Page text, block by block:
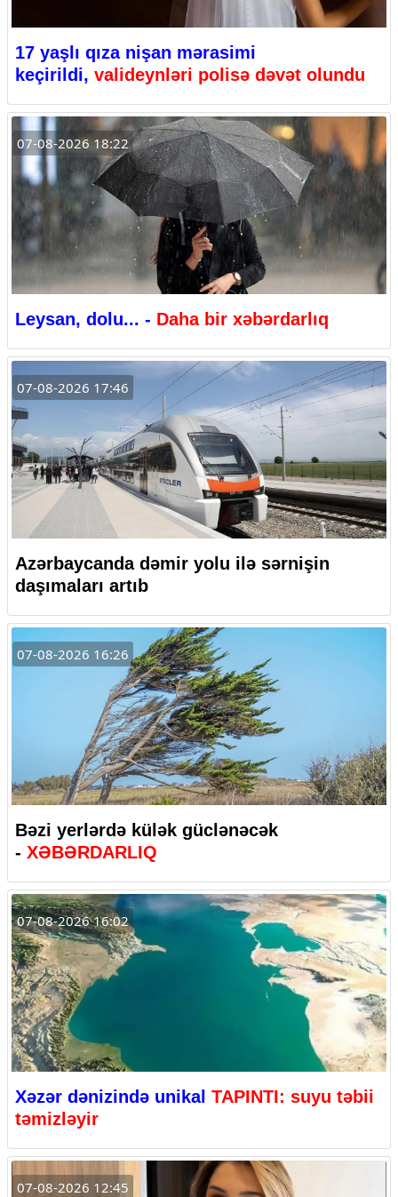
17 yaşlı qıza nişan mərasimi
keçirildi, valideynləri polisə dəvət olundu
07-08-2026 18:22
Leysan, dolu... - Daha bir xəbərdarlıq
07-08-2026 17:46
Azərbaycanda dəmir yolu ilə sərnişin
daşımaları artıb
07-08-2026 16:26
Bəzi yerlərdə külək güclənəcək
- XƏBƏRDARLIQ
07-08-2026 16:02
Xəzər dənizində unikal TAPINTI: suyu təbii
təmizləyir
07-08-2026 12:45